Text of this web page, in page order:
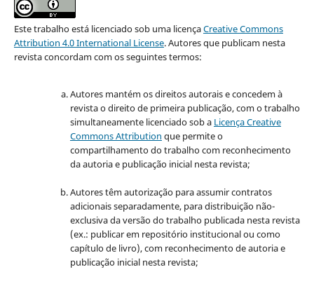
Este trabalho está licenciado sob uma licençaCreative Commons
Attribution 4.0 International License.Autores que publicam nesta
revista concordam com os seguintes termos:
Autores mantém os direitos autorais e concedem à
revista o direito de primeira publicação, com o trabalho
simultaneamente licenciado sob a Licença Creative
Commons Attribution que permite o
compartilhamento do trabalho com reconhecimento
da autoria e publicação inicial nesta revista;
Autores têm autorização para assumir contratos
adicionais separadamente, para distribuição não-
exclusiva da versão do trabalho publicada nesta revista
(ex.: publicar em repositório institucional ou como
capítulo de livro), com reconhecimento de autoria e
publicação inicial nesta revista;